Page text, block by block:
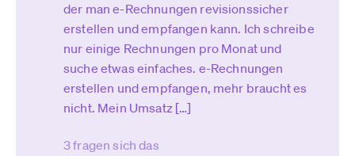
der man e-Rechnungen revisionssicher
erstellen und empfangen kann. Ich schreibe
nur einige Rechnungen pro Monat und
suche etwas einfaches. e-Rechnungen
erstellen und empfangen, mehr braucht es
nicht. Mein Umsatz […]
3 fragen sich das